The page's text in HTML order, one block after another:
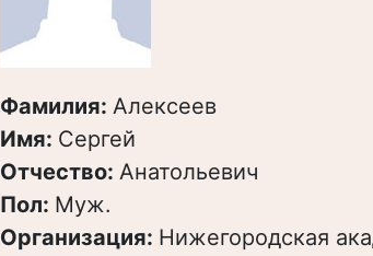
Фамилия: Алексеев
Имя: Сергей
Отчество: Анатольевич
Пол: Муж.
Организация: Нижегородская